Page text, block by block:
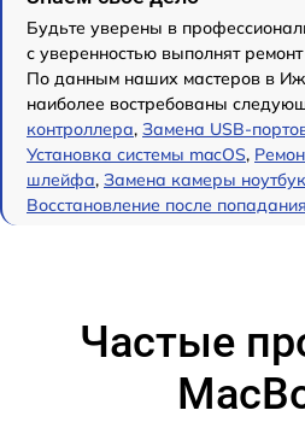
Будьте уверены в
с уверенностью выполнят
По данным наших мастеров в
наиболее востребованы
контроллера, Замена USB-
Установка системы macOS,
шлейфа, Замена камеры
Восстановление после
Частые